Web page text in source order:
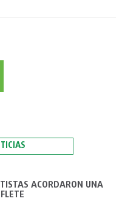
ACORDARON UNA